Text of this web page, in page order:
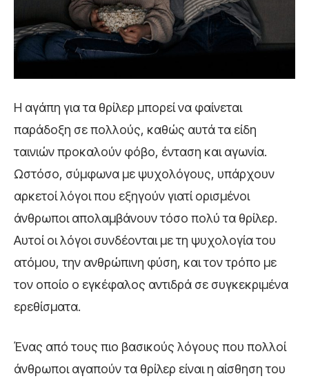
Η αγάπη για τα θρίλερ μπορεί να φαίνεται
παράδοξη σε πολλούς, καθώς αυτά τα είδη
ταινιών προκαλούν φόβο, ένταση και αγωνία.
Ωστόσο, σύμφωνα με ψυχολόγους, υπάρχουν
αρκετοί λόγοι που εξηγούν γιατί ορισμένοι
άνθρωποι απολαμβάνουν τόσο πολύ τα θρίλερ.
Αυτοί οι λόγοι συνδέονται με τη ψυχολογία του
ατόμου, την ανθρώπινη φύση, και τον τρόπο με
τον οποίο ο εγκέφαλος αντιδρά σε συγκεκριμένα
ερεθίσματα.
Ένας από τους πιο βασικούς λόγους που πολλοί
άνθρωποι αγαπούν τα θρίλερ είναι η αίσθηση του